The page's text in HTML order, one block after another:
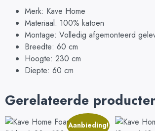
Merk: Kave Home
Materiaal: 100% katoen
Montage: Volledig afgemonteerd
Breedte: 60 cm
Hoogte: 230 cm
Diepte: 60 cm
Gerelateerde
Aanbieding!